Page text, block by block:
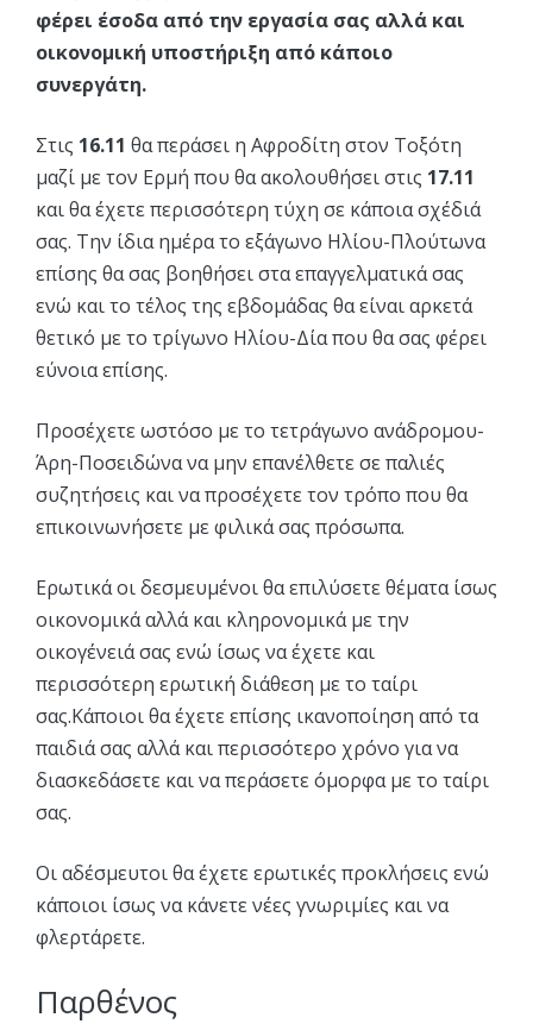
φέρει έσοδα από την εργασία σας αλλά και
οικονομική υποστήριξη από κάποιο
συνεργάτη.
Στις 16.11 θα περάσει η Αφροδίτη στον Τοξότη
μαζί με τον Ερμή που θα ακολουθήσει στις 17.11
και θα έχετε περισσότερη τύχη σε κάποια σχέδιά
σας. Την ίδια ημέρα το εξάγωνο Ηλίου-Πλούτωνα
επίσης θα σας βοηθήσει στα επαγγελματικά σας
ενώ και το τέλος της εβδομάδας θα είναι αρκετά
θετικό με το τρίγωνο Ηλίου-Δία που θα σας φέρει
εύνοια επίσης.
Προσέχετε ωστόσο με το τετράγωνο ανάδρομου-
Άρη-Ποσειδώνα να μην επανέλθετε σε παλιές
συζητήσεις και να προσέχετε τον τρόπο που θα
επικοινωνήσετε με φιλικά σας πρόσωπα.
Ερωτικά οι δεσμευμένοι θα επιλύσετε θέματα ίσως
οικονομικά αλλά και κληρονομικά με την
οικογένειά σας ενώ ίσως να έχετε και
περισσότερη ερωτική διάθεση με το ταίρι
σας.Κάποιοι θα έχετε επίσης ικανοποίηση από τα
παιδιά σας αλλά και περισσότερο χρόνο για να
διασκεδάσετε και να περάσετε όμορφα με το ταίρι
σας.
Οι αδέσμευτοι θα έχετε ερωτικές προκλήσεις ενώ
κάποιοι ίσως να κάνετε νέες γνωριμίες και να
φλερτάρετε.
Παρθένος